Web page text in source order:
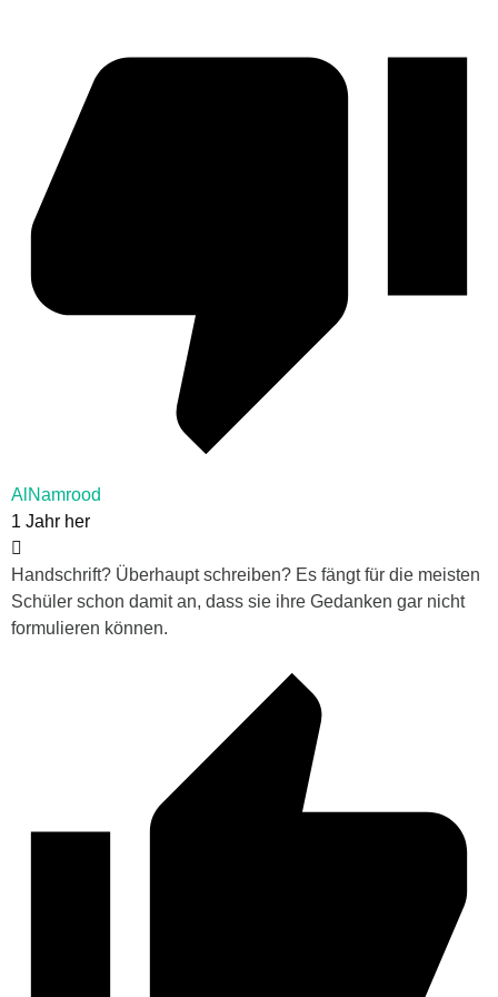
AlNamrood
1 Jahr her
Handschrift? Überhaupt schreiben? Es fängt für die meisten
Schüler schon damit an, dass sie ihre Gedanken gar nicht
formulieren können.